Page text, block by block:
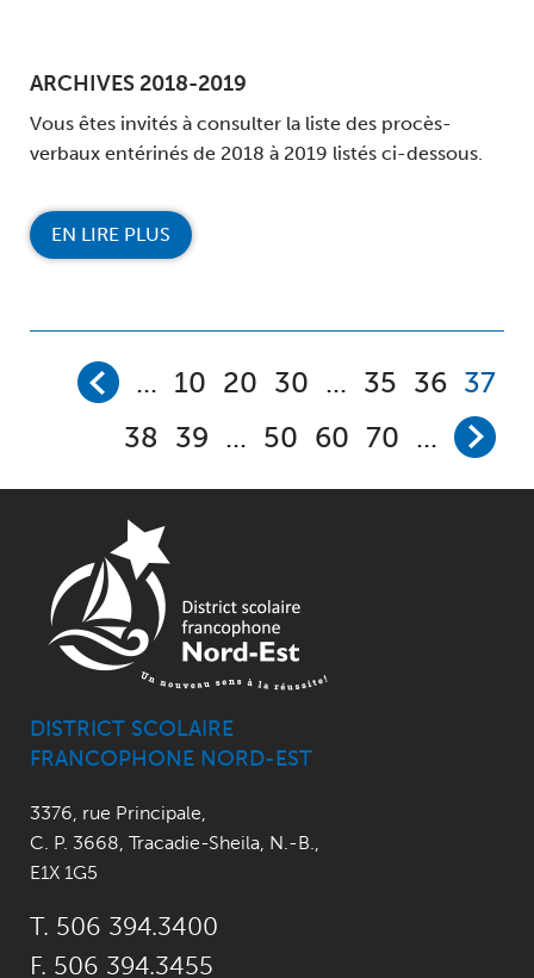
ARCHIVES 2018-2019
Vous êtes invités à consulter la liste des procès-
verbaux entérinés de 2018 à 2019 listés ci-dessous.
EN LIRE PLUS
... 10 20 30 ... 35 36 37
38 39 ... 50 60 70 ...
DISTRICT SCOLAIRE
FRANCOPHONE NORD-EST
3376, rue Principale,
C. P. 3668, Tracadie-Sheila, N.-B.,
E1X 1G5
T. 506 394.3400
F. 506 394.3455